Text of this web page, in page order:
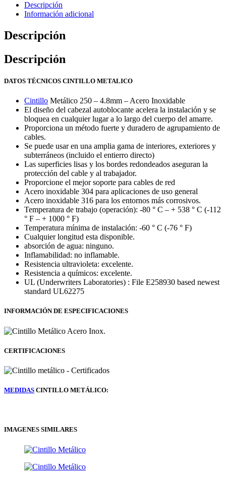
Descripción
Información adicional
Descripción
Descripción
DATOS TÉCNICOS CINTILLO METALICO
Cintillo Metálico 250 – 4.8mm – Acero Inoxidable
El diseño del cabezal autoblocante acelera la instalación y se
bloquea en cualquier lugar a lo largo del cuerpo del amarre.
Proporciona un método fuerte y duradero de agrupamiento de
cables.
Se puede usar en una amplia gama de interiores, exteriores y
subterráneos (incluido el entierro directo)
Las superficies lisas y los bordes redondeados aseguran la
protección del cable y al trabajador.
Proporcione el mejor soporte para cables de red
Acero inoxidable 304 para aplicaciones de uso general
Acero inoxidable 316 para los entornos más corrosivos.
Temperatura de trabajo (operación): -80 ° C – + 538 ° C (-112
° F – + 1000 ° F)
Temperatura mínima de instalación: -60 ° C (-76 ° F)
Cualquier longitud esta disponible.
absorción de agua: ninguno.
Inflamabilidad: no inflamable.
Resistencia ultravioleta: excelente.
Resistencia a químicos: excelente.
UL (Underwriters Laboratories) : File E258930 based newest
standard UL62275
INFORMACIÓN DE ESPECIFICACIONES
CERTIFICACIONES
MEDIDAS CINTILLO METÁLICO:
IMAGENES SIMILARES